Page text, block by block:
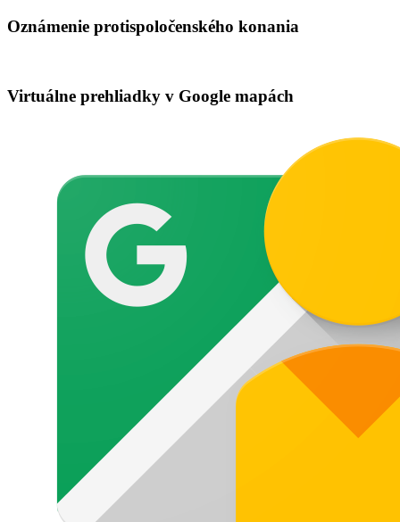
Oznámenie protispoločenského konania
Virtuálne prehliadky v Google mapách